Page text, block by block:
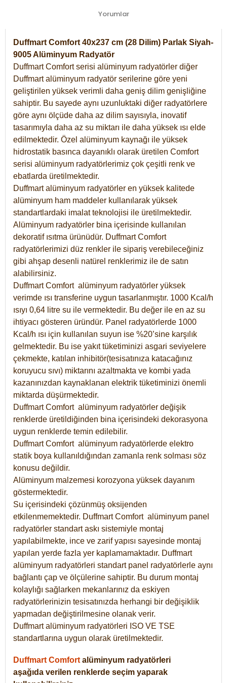
Yorumlar
Duffmart Comfort 40x237 cm (28 Dilim) Parlak Siyah-
9005 Alüminyum Radyatör
Duffmart Comfort serisi alüminyum radyatörler diğer
Duffmart alüminyum radyatör serilerine göre yeni
geliştirilen yüksek verimli daha geniş dilim genişliğine
sahiptir. Bu sayede aynı uzunluktaki diğer radyatörlere
göre aynı ölçüde daha az dilim sayısıyla, inovatif
tasarımıyla daha az su miktarı ile daha yüksek ısı elde
edilmektedir. Özel alüminyum kaynağı ile yüksek
hidrostatik basınca dayanıklı olarak üretilen Comfort
serisi alüminyum radyatörlerimiz çok çeşitli renk ve
ebatlarda üretilmektedir.
Duffmart alüminyum radyatörler en yüksek kalitede
alüminyum ham maddeler kullanılarak yüksek
standartlardaki imalat teknolojisi ile üretilmektedir.
Alüminyum radyatörler bina içerisinde kullanılan
dekoratif ısıtma ürünüdür. Duffmart Comfort
radyatörlerimizi düz renkler ile sipariş verebileceğiniz
gibi ahşap desenli natürel renklerimiz ile de satın
alabilirsiniz.
Duffmart Comfort alüminyum radyatörler yüksek
verimde ısı transferine uygun tasarlanmıştır. 1000 Kcal/h
ısıyı 0,64 litre su ile vermektedir. Bu değer ile en az su
ihtiyacı gösteren üründür. Panel radyatörlerde 1000
Kcal/h ısı için kullanılan suyun ise %20’sine karşılık
gelmektedir. Bu ise yakıt tüketiminizi asgari seviyelere
çekmekte, katılan inhibitör(tesisatınıza katacağınız
koruyucu sıvı) miktarını azaltmakta ve kombi yada
kazanınızdan kaynaklanan elektrik tüketiminizi önemli
miktarda düşürmektedir.
Duffmart Comfort alüminyum radyatörler değişik
renklerde üretildiğinden bina içerisindeki dekorasyona
uygun renklerde temin edilebilir.
DuffmartComfort alüminyum radyatörlerde elektro
statik boya kullanıldığından zamanla renk solması söz
konusu değildir.
Alüminyum malzemesi korozyona yüksek dayanım
göstermektedir.
Su içerisindeki çözünmüş oksijenden
etkilenmemektedir. DuffmartComfort alüminyum panel
radyatörler standart askı sistemiyle montaj
yapılabilmekte, ince ve zarif yapısı sayesinde montaj
yapılan yerde fazla yer kaplamamaktadır. Duffmart
alüminyum radyatörleri standart panel radyatörlerle aynı
bağlantı çap ve ölçülerine sahiptir. Bu durum montaj
kolaylığı sağlarken mekanlarınız da eskiyen
radyatörlerinizin tesisatınızda herhangi bir değişiklik
yapmadan değiştirilmesine olanak verir.
Duffmart alüminyum radyatörleri ISO VE TSE
standartlarına uygun olarak üretilmektedir.
Duffmart Comfort alüminyum radyatörleri
aşağıda verilen renklerde seçim yaparak